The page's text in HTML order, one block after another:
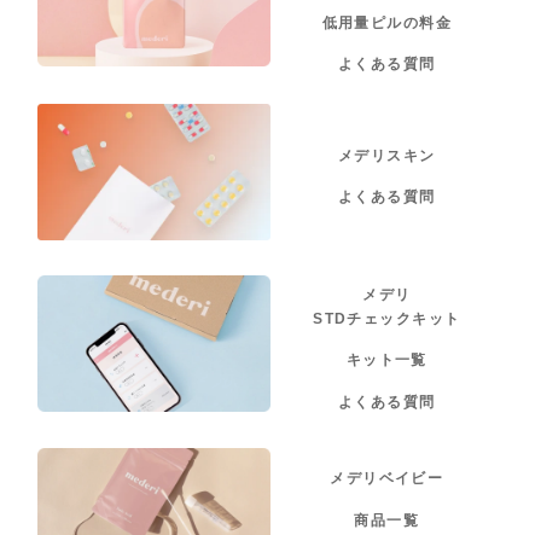
低用量ピルの料金
よくある質問
メデリスキン
よくある質問
メデリ
STDチェックキット
キット一覧
よくある質問
メデリベイビー
商品一覧